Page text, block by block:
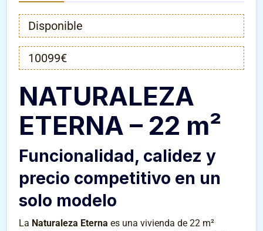
Disponible
10099€
NATURALEZA
ETERNA – 22 m²
Funcionalidad, calidez y
precio competitivo en un
solo modelo
La Naturaleza Eterna es una vivienda de 22 m²